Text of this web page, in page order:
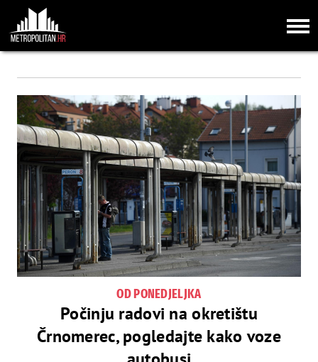
OD PONEDJELJKA
Počinju radovi na okretištu
Črnomerec, pogledajte kako voze